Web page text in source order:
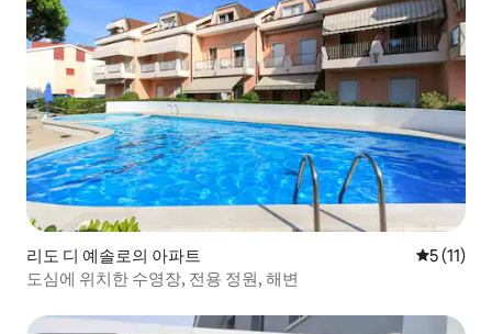
리도 디 예솔로의 아파트 평점 5점
5 (11)
도심에 위치한 수영장, 전용 정원, 해변